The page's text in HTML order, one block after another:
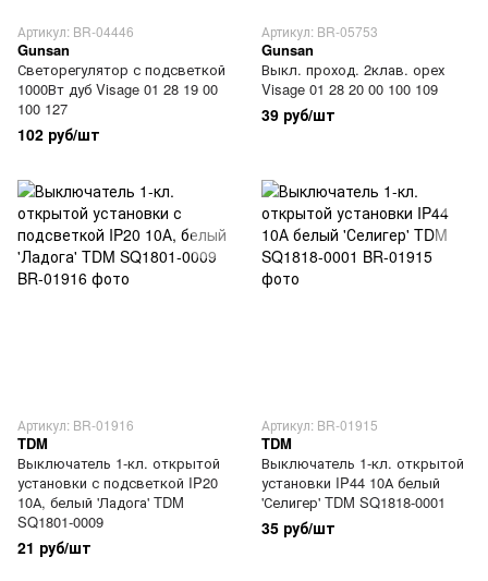
Артикул: BR-04446
Gunsan
Светорегулятор с подсветкой
1000Вт дуб Visage 01 28 19 00
100 127
102 руб/шт
Артикул: BR-05753
Gunsan
Выкл. проход. 2клав. орех
Visage 01 28 20 00 100 109
39 руб/шт
Артикул: BR-01916
TDM
Выключатель 1-кл. открытой
установки с подсветкой IP20
10А, белый 'Ладога' TDM
SQ1801-0009
21 руб/шт
Артикул: BR-01915
TDM
Выключатель 1-кл. открытой
установки IP44 10А белый
'Селигер' TDM SQ1818-0001
35 руб/шт